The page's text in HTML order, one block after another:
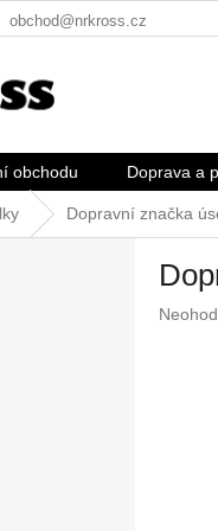
obchod@nrkross.cz
obchodu Doprava a
Dopravní značka